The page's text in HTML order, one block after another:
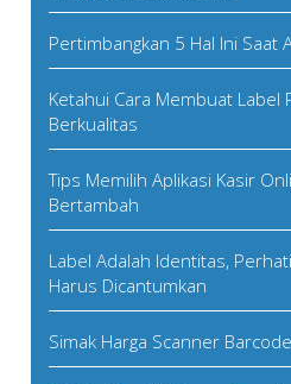
Pertimbangkan 5 Hal Ini Saat
Ketahui Cara Membuat Label
Berkualitas
Tips Memilih Aplikasi Kasir
Bertambah
Label Adalah Identitas,
Harus Dicantumkan
Simak Harga Scanner